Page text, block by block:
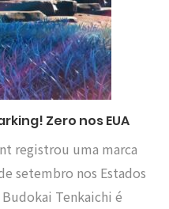
Zero nos EUA
registrou uma marca
setembro nos Estados
Tenkaichi é